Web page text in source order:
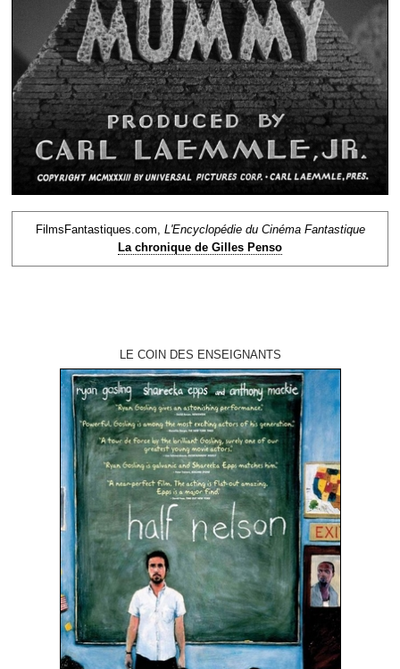
FilmsFantastiques.com, L'Encyclopédie du Cinéma Fantastique
La chronique de Gilles Penso
LE COIN DES ENSEIGNANTS